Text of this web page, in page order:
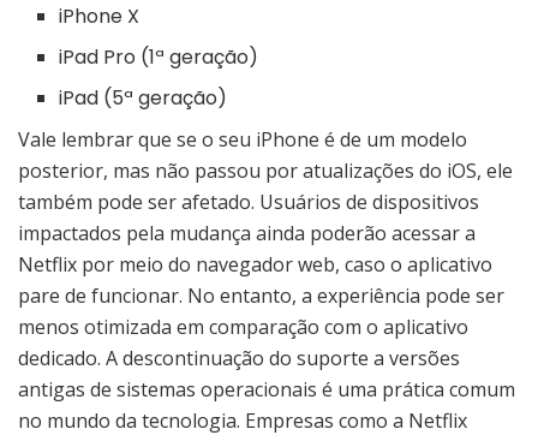
iPhone X
iPad Pro (1ª geração)
iPad (5ª geração)
Vale lembrar que se o seu iPhone é de um modelo
posterior, mas não passou por atualizações do iOS, ele
também pode ser afetado. Usuários de dispositivos
impactados pela mudança ainda poderão acessar a
Netflix por meio do navegador web, caso o aplicativo
pare de funcionar. No entanto, a experiência pode ser
menos otimizada em comparação com o aplicativo
dedicado. A descontinuação do suporte a versões
antigas de sistemas operacionais é uma prática comum
no mundo da tecnologia. Empresas como a Netflix